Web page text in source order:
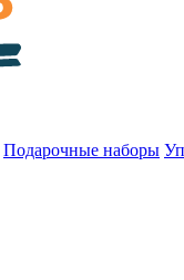
Подарочные наборы